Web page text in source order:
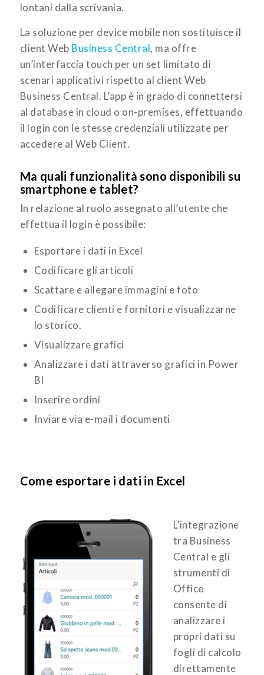
lontani dalla scrivania.
La soluzione per device mobile non sostituisce il
client Web Business Central, ma offre
un’interfaccia touch per un set limitato di
scenari applicativi rispetto al client Web
Business Central. L’app è in grado di connettersi
al database in cloud o on-premises, effettuando
il login con le stesse credenziali utilizzate per
accedere al Web Client.
Ma quali funzionalità sono disponibili su
smartphone e tablet?
In relazione al ruolo assegnato all’utente che
effettua il login è possibile:
Esportare i dati in Excel
Codificare gli articoli
Scattare e allegare immagini e foto
Codificare clienti e fornitori e visualizzarne
lo storico.
Visualizzare grafici
Analizzare i dati attraverso grafici in Power
BI
Inserire ordini
Inviare via e-mail i documenti
Come esportare i dati in Excel
L’integrazione
tra Business
Central e gli
strumenti di
Office
consente di
analizzare i
propri dati su
fogli di calcolo
direttamente